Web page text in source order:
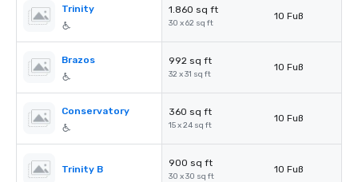
Trinity 1.860 sq ft
30 x 62 sq ft
10 Fuß
Brazos 992 sq ft
32 x 31 sq ft
10 Fuß
Conservatory 360 sq ft
15 x 24 sq ft
10 Fuß
Trinity B
900 sq ft
30 x 30 sq ft
10 Fuß